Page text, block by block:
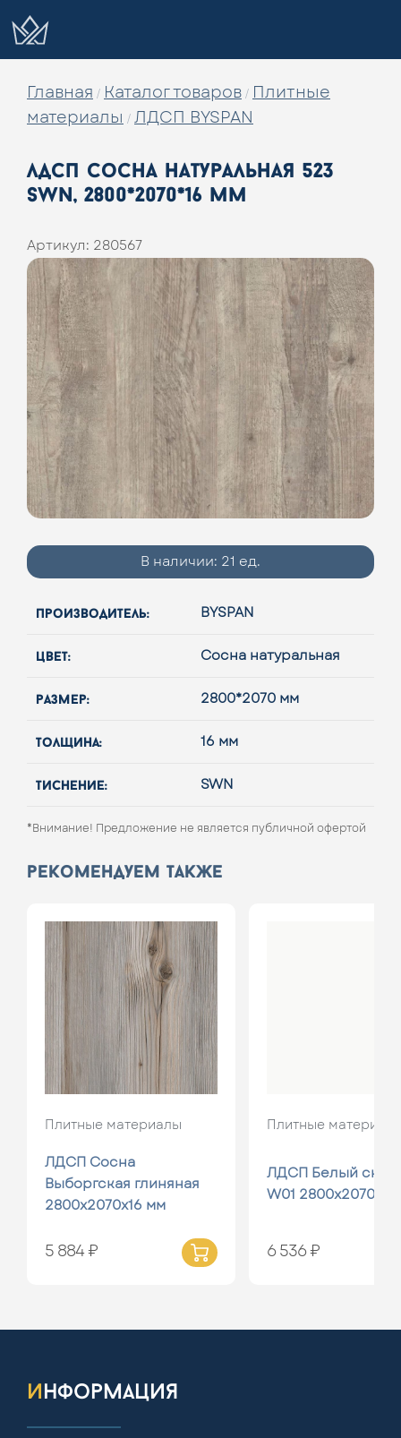
Главная / Каталог товаров /
Плитные
материалы / ЛДСП BYSPAN
лдсп сосна натуральная 523
swn, 2800*2070*16 мм
Артикул: 280567
В наличии: 21 ед.
производитель: BYSPAN
цвет: Сосна натуральная
размер: 2800*2070 мм
толщина: 16 мм
тиснение: SWN
*Внимание! Предложение не является публичной офертой
рекомендуем также
Плитные материалы
ЛДСП Сосна
Выборгская глиняная
2800х2070х16 мм
5 884 ₽
Плитные
ЛДСП Белый
W01
6 536 ₽
информация